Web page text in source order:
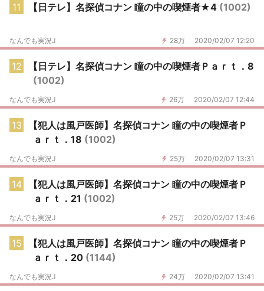
11 【日テレ】名探偵コナン 瞳の中の喫煙者★4 (1002)
28万 2020/02/07 12:20
なんでも実況J
12
【日テレ】名探偵コナン 瞳の中の喫煙者Ｐａｒｔ．8
(1002)
26万 2020/02/07 12:44
なんでも実況J
13
【犯人は風戸医師】名探偵コナン 瞳の中の喫煙者Ｐ
ａｒｔ．18 (1002)
25万 2020/02/07 13:31
なんでも実況J
14
【犯人は風戸医師】名探偵コナン 瞳の中の喫煙者Ｐ
ａｒｔ．21 (1002)
25万 2020/02/07 13:46
なんでも実況J
15
【犯人は風戸医師】名探偵コナン 瞳の中の喫煙者Ｐ
ａｒｔ．20 (1144)
24万 2020/02/07 13:41
なんでも実況J